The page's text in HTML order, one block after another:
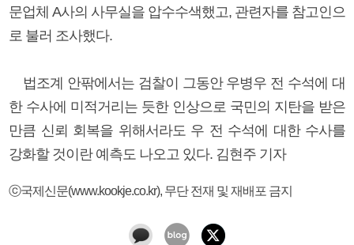
문업체 A사의 사무실을 압수수색했고, 관련자를 참고인으
로 불러 조사했다.
법조계 안팎에서는 검찰이 그동안 우병우 전 수석에 대
한 수사에 미적거리는 듯한 인상으로 국민의 지탄을 받은
만큼 신뢰 회복을 위해서라도 우 전 수석에 대한 수사를
강화할 것이란 예측도 나오고 있다. 김현주 기자
ⓒ국제신문(www.kookje.co.kr), 무단 전재 및 재배포 금지